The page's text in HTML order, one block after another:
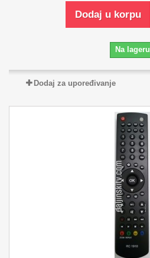
Dodaj u korpu
Na lageru
Dodaj za upoređivanje